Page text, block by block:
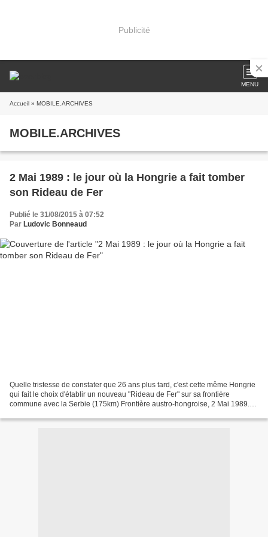
Publicité
MENU
Accueil » MOBILE.ARCHIVES
MOBILE.ARCHIVES
2 Mai 1989 : le jour où la Hongrie a fait tomber
son Rideau de Fer
Publié le 31/08/2015 à 07:52
Par Ludovic Bonneaud
Quelle tristesse de constater que 26 ans plus tard, c'est cette même Hongrie
qui fait le choix d'établir un nouveau "Rideau de Fer" sur sa frontière
commune avec la Serbie (175km) Frontière austro-hongroise, 2 Mai 1989.